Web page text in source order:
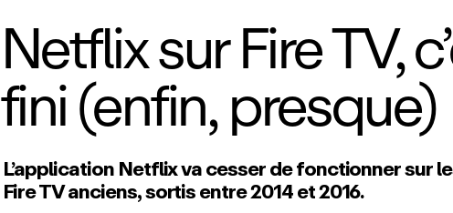
Netflix sur Fire TV,
fini (enfin, presque)
L’application Netflix va cesser de fonctionner sur
Fire TV anciens, sortis entre 2014 et 2016.